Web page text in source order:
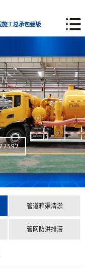
管道箱渠清淤
管网防洪排涝